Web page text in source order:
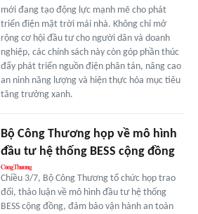
mới đang tạo động lực mạnh mẽ cho phát
triển điện mặt trời mái nhà. Không chỉ mở
rộng cơ hội đầu tư cho người dân và doanh
nghiệp, các chính sách này còn góp phần thúc
đẩy phát triển nguồn điện phân tán, nâng cao
an ninh năng lượng và hiện thực hóa mục tiêu
tăng trưởng xanh.
Bộ Công Thương họp về mô hình
đầu tư hệ thống BESS cộng đồng
Chiều 3/7, Bộ Công Thương tổ chức họp trao
đổi, thảo luận về mô hình đầu tư hệ thống
BESS cộng đồng, đảm bảo vận hành an toàn